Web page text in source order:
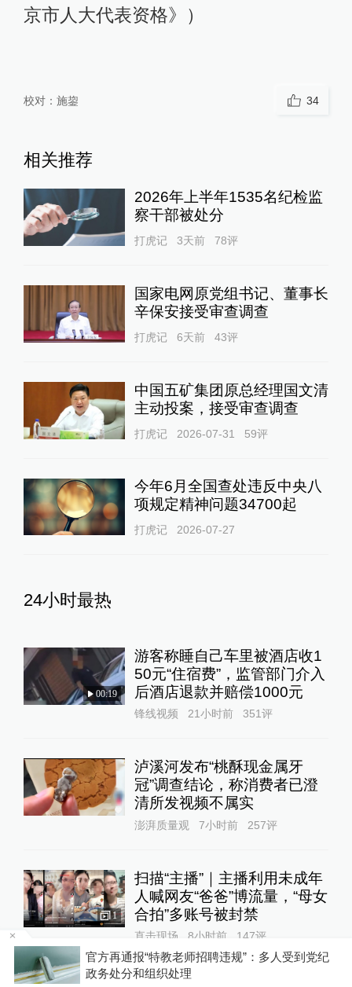
京市人大代表资格》）
校对： 施鋆 34
相关推荐
2026年上半年1535名纪检监
察干部被处分
打虎记 3天前 78评
国家电网原党组书记、董事长
辛保安接受审查调查
打虎记 6天前 43评
中国五矿集团原总经理国文清
主动投案，接受审查调查
打虎记 2026-07-31 59评
今年6月全国查处违反中央八
项规定精神问题34700起
打虎记 2026-07-27
24小时最热
00:19
游客称睡自己车里被酒店收1
50元“住宿费”，监管部门介入
后酒店退款并赔偿1000元
锋线视频 21小时前 351评
泸溪河发布“桃酥现金属牙
冠”调查结论，称消费者已澄
清所发视频不属实
澎湃质量观 7小时前 257评
1
扫描“主播”｜主播利用未成年
人喊网友“爸爸”博流量，“母女
合拍”多账号被封禁
直击现场 8小时前 147评
官方再通报“特教老师招聘违规”：多人受到党纪
政务处分和组织处理